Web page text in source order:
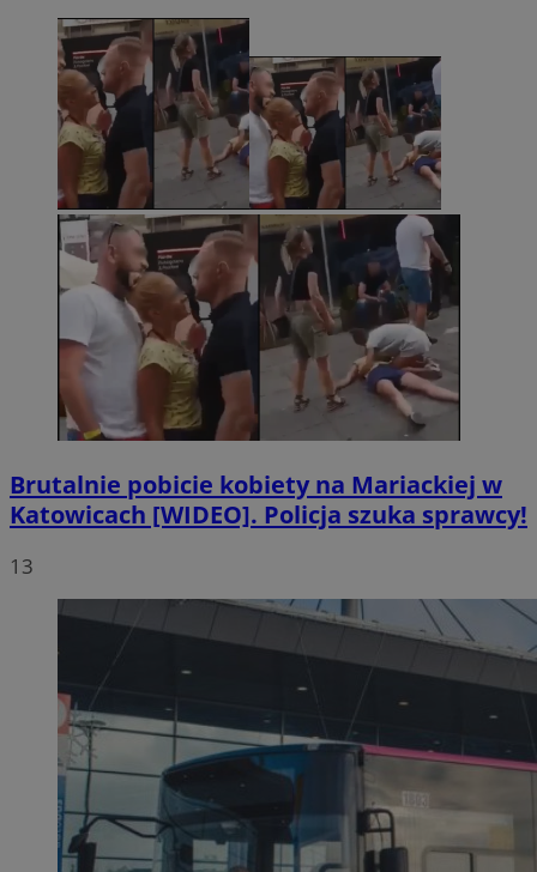
Brutalnie pobicie kobiety na Mariackiej w
Katowicach [WIDEO]. Policja szuka sprawcy!
13